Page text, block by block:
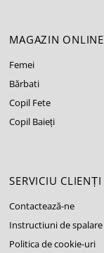
MAGAZIN ONLINE
Femei
Bărbati
Copil Fete
Copil Baieți
SERVICIU CLIENȚI
Contactează-ne
Instructiuni de spalare
Politica de cookie-uri